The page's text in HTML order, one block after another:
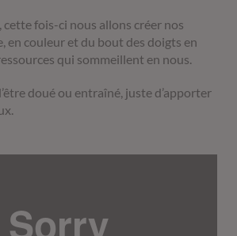
cette fois-ci nous allons créer nos
en couleur et du bout des doigts en
qui sommeillent en nous.
doué ou entraîné, juste d’apporter